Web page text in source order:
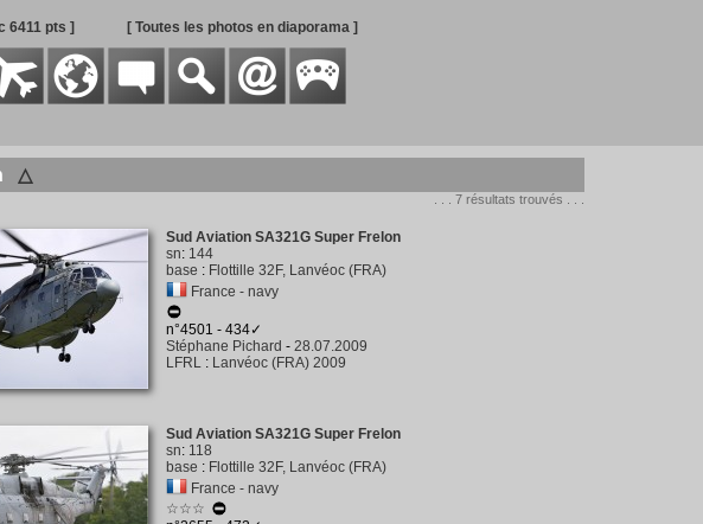
6411 pts ] [ Toutes les photos en diaporama ]
△
. . . 7 résultats trouvés . . .
Sud Aviation SA321G Super Frelon
sn: 144
base : Flottille 32F, Lanvéoc (FRA)
France - navy
n°4501 - 434✓
Stéphane Pichard - 28.07.2009
LFRL : Lanvéoc (FRA) 2009
Sud Aviation SA321G Super Frelon
sn: 118
base : Flottille 32F, Lanvéoc (FRA)
France - navy
☆☆☆